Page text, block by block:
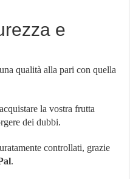
e
qualità alla pari con quella
la vostra frutta
dei dubbi.
controllati, grazie
.